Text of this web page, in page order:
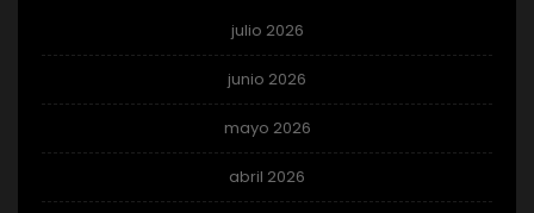
julio 2026
junio 2026
mayo 2026
abril 2026